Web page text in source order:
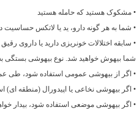
• مشکوک هستید که حامله هستید
• شما به هر گونه دارو، ید یا لاتکس حساسیت
• سابقه اختلالات خونریزی دارید یا داروی
شما بیهوش خواهید شد. نوع بیهوشی بستگی
• اگر از بیهوشی عمومی استفاده شود، طی
• اگر بیهوشی نخاعی یا اپیدورال (منطقه ای)
• اگر بیهوشی موضعی استفاده شود، بیدار